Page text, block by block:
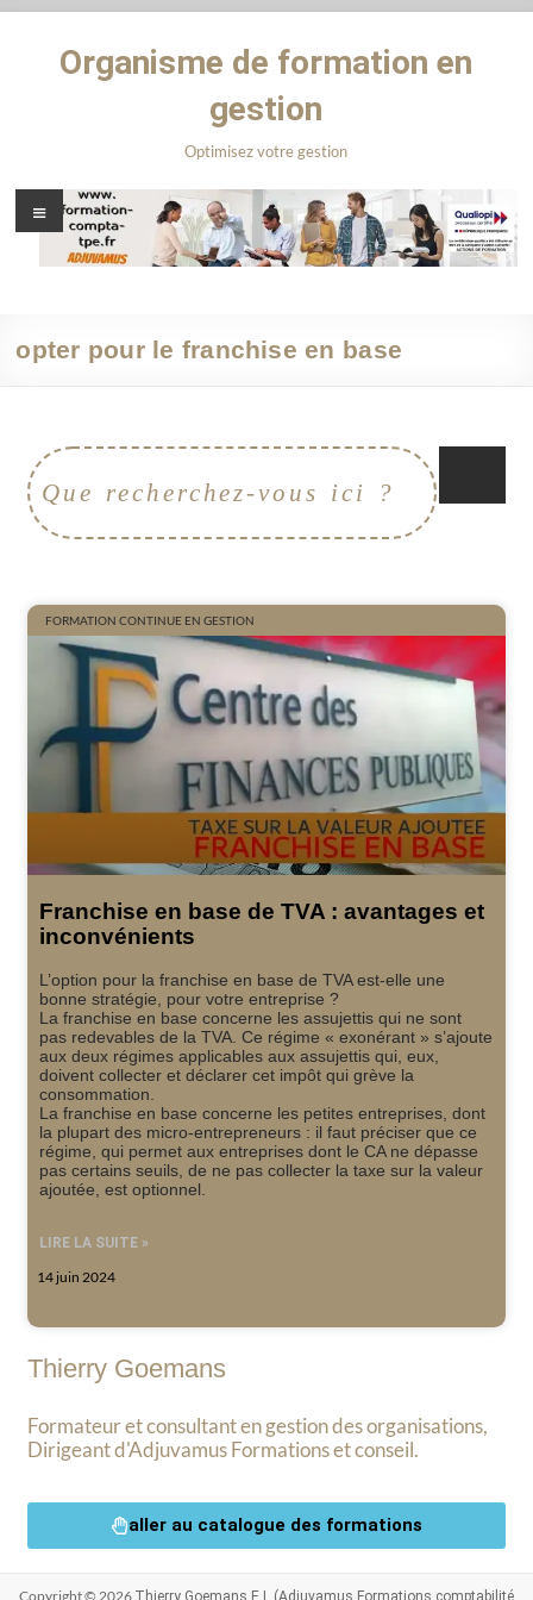
Organisme de formation en
gestion
Optimisez votre gestion
opter pour le franchise en base
FORMATION CONTINUE EN GESTION
Franchise en base de TVA : avantages et
inconvénients
L’option pour la franchise en base de TVA est-elle une
bonne stratégie, pour votre entreprise ?
La franchise en base concerne les assujettis qui ne sont
pas redevables de la TVA. Ce régime « exonérant » s’ajoute
aux deux régimes applicables aux assujettis qui, eux,
doivent collecter et déclarer cet impôt qui grève la
consommation.
La franchise en base concerne les petites entreprises, dont
la plupart des micro-entrepreneurs : il faut préciser que ce
régime, qui permet aux entreprises dont le CA ne dépasse
pas certains seuils, de ne pas collecter la taxe sur la valeur
ajoutée, est optionnel.
LIRE LA SUITE »
14 juin 2024
Thierry Goemans
Formateur et consultant en gestion des organisations,
Dirigeant d'Adjuvamus Formations et conseil.
aller au catalogue des formations
Copyright © 2026 Thierry Goemans E.I. (Adjuvamus Formations comptabilité